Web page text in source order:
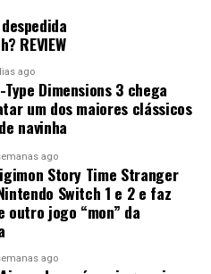
REVIEW
ago
Type Dimensions 3 chega
um dos maiores clássicos
navinha
ago
Story Time Stranger
Switch 1 e 2 e faz
outro jogo “mon” da
ago